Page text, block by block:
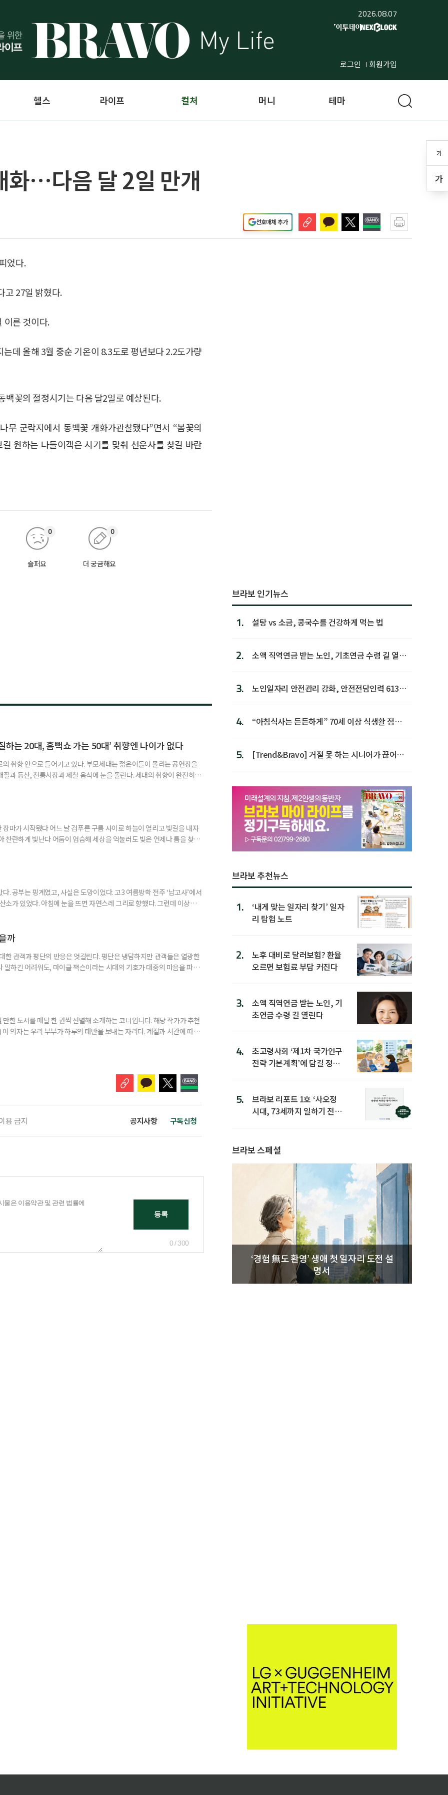
2026.08.07
로그인 회원가입
가
가
헬스 라이프 컬처 머니 테마
화…다음 달 2일 만개
선호매체 추가
었다.
27일 밝혔다.
른 것이다.
데 올해 3월 중순 기온이 8.3도로 평년보다 2.2도가량
꽃의 절정시기는 다음 달2일로 예상된다.
군락지에서 동백꽃 개화가관찰됐다”면서 “봄꽃의
원하는 나들이객은 시기를 맞춰 선운사를 찾길 바란
슬퍼요
0
더 궁금해요
0
하는 20대, 흠뻑쇼 가는 50대’ 취향엔 나이가 없다
취향 안으로 들어가고 있다. 부모세대는 젊은이들이 몰리는 공연장을
과 등산, 전통시장과 제철 음식에 눈을 돌린다. 세대의 취향이 완전히
마가 시작됐다 어느 날 검푸른 구름 사이로 하늘이 열리고 빛길을 내자
찬란하게 빛난다 어둠이 엄습해 세상을 억눌러도 빛은 언제나 틈을 찾아
. 공부는 핑계였고, 사실은 도망이었다. 고3 여름방학 전주 ‘남고사’에서
소가 있었다. 아침에 눈을 뜨면 자연스레 그리로 향했다. 그런데 이상하
를 제대로 들여다볼 수 있었다. 산에서 보낸 한 달
까
한 관객과 평단의 반응은 엇갈린다. 평단은 냉담하지만 관객들은 열광한
말하긴 어려워도, 마이클 잭슨이라는 시대의 기호가 대중의 마음을 파고
한 도서를 매달 한 권씩 선별해 소개하는 코너입니다. 해당 작가가 추천
의자는 우리 부부가 하루의 태반을 보내는 자리다. 계절과 시간에 따라
용 금지 공지사항 구독신청
0 / 300
브라보 인기뉴스
1. 설탕 vs 소금, 콩국수를 건강하게 먹는 법
2.
소액 직역연금 받는 노인, 기초연금 수령 길 열린
3.
노인일자리 안전관리 강화, 안전전담인력 613명
4.
“아침식사는 든든하게” 70세 이상 식생활 점수
5.
[Trend&Bravo] 거절 못 하는 시니어가 끊어야
브라보 추천뉴스
1.
‘내게 맞는 일자리 찾기’ 일자
리 탐험 노트
2.
노후 대비로 달러보험? 환율
오르면 보험료 부담 커진다
3.
소액 직역연금 받는 노인, 기
초연금 수령 길 열린다
4.
초고령사회 ‘제1차 국가인구
전략 기본계획’에 담길 정책
5.
브라보 리포트 1호 ‘사오정
시대, 73세까지 일하기 전략’
브라보 스페셜
‘경험 無도 환영’ 생애 첫 일자리 도전 설
명서